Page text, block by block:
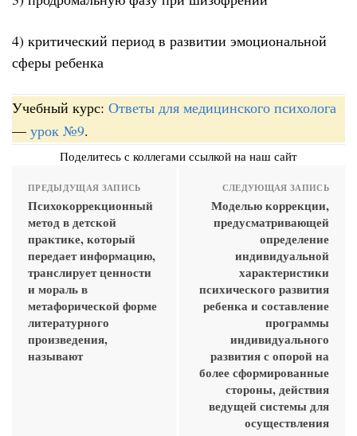
4) критический период в развитии эмоциональной
сферы ребенка
Учебный курс: Ответы для медицинского психолога
— урок №9.
Поделитесь с коллегами ссылкой на наш сайт
ПРЕДЫДУЩАЯ ЗАПИСЬ
Психокоррекционный
метод в детской
практике, который
передает информацию,
транслирует ценности
и мораль в
метафорической форме
литературного
произведения,
называют
СЛЕДУЮЩАЯ ЗАПИСЬ
Моделью коррекции,
предусматривающей
определение
индивидуальной
характеристики
психического развития
ребенка и составление
программы
индивидуального
развития с опорой на
более сформированные
стороны, действия
ведущей системы для
осуществления